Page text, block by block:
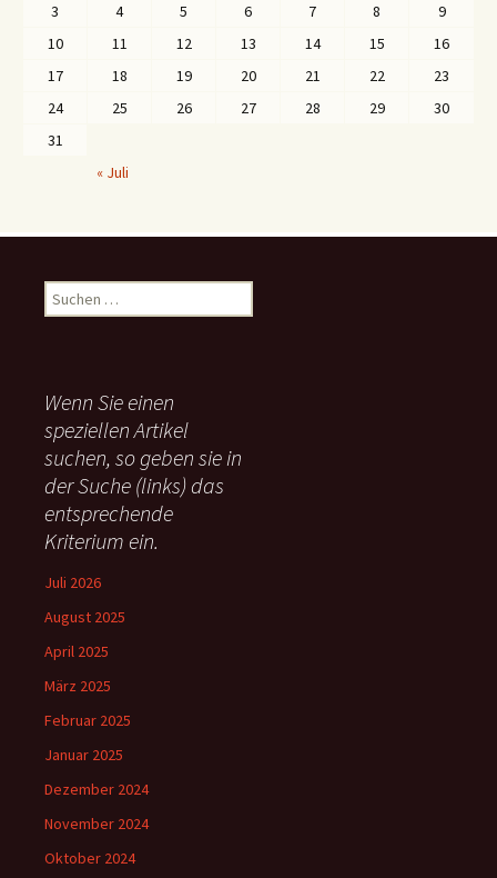
3
4 5 6 7 8
9
10
11 12 13 14 15
16
17
18 19 20 21 22
23
24
25 26 27 28 29
30
31
« Juli
u
n
n
a
c
:
Wenn Sie einen
speziellen Artikel
suchen, so geben sie in
der Suche (links) das
entsprechende
Kriterium ein.
Juli 2026
August 2025
April 2025
März 2025
Februar 2025
Januar 2025
Dezember 2024
November 2024
Oktober 2024